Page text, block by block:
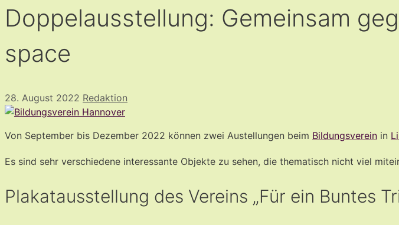
Doppelausstellung: Gemeinsam
space
28. August 2022 Redaktion
Von September bis Dezember 2022 können zwei Austellungen beim Bildungsverein in
Es sind sehr verschiedene interessante Objekte zu sehen, die thematisch nicht viel
Plakatausstellung des Vereins „Für ein Buntes